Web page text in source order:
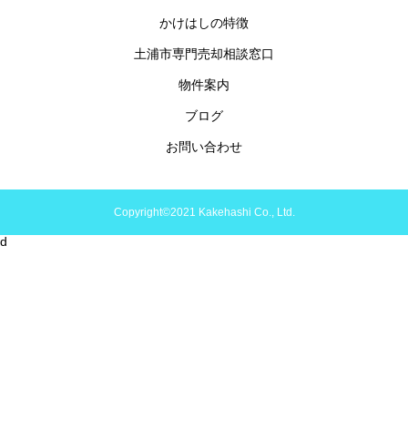
かけはしの特徴
土浦市専門売却相談窓口
物件案内
ブログ
お問い合わせ
Copyright©2021 Kakehashi Co., Ltd.
d